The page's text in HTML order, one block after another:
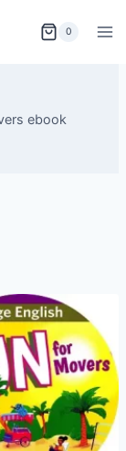
0
ebook